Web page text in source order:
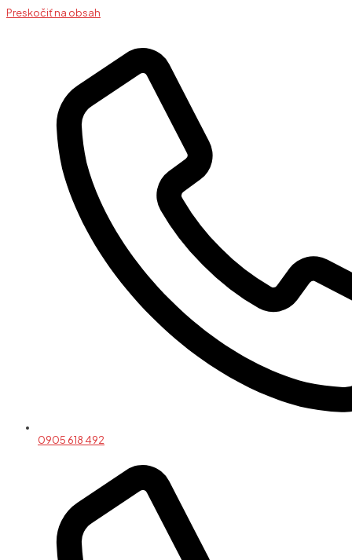
Preskočiť na obsah
0905 618 492